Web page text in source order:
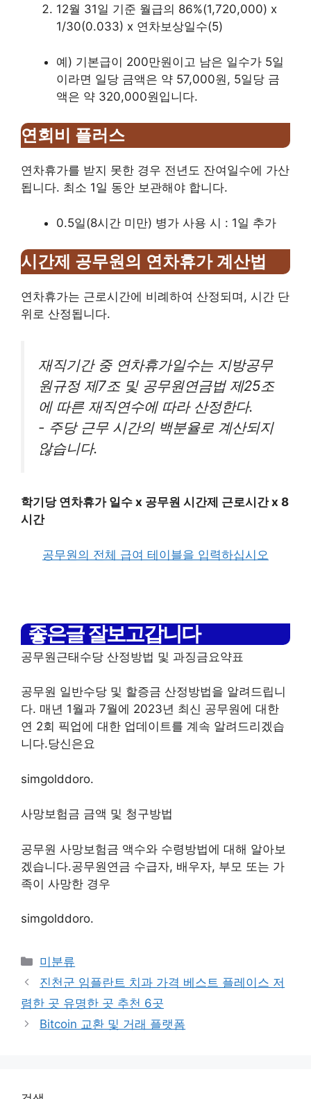
12월 31일 기준 월급의 86%(1,720,000) x
1/30(0.033) x 연차보상일수(5)
예) 기본급이 200만원이고 남은 일수가 5일
이라면 일당 금액은 약 57,000원, 5일당 금
액은 약 320,000원입니다.
연회비 플러스
연차휴가를 받지 못한 경우 전년도 잔여일수에 가산
됩니다. 최소 1일 동안 보관해야 합니다.
0.5일(8시간 미만) 병가 사용 시 : 1일 추가
시간제 공무원의 연차휴가 계산법
연차휴가는 근로시간에 비례하여 산정되며, 시간 단
위로 산정됩니다.
재직기간 중 연차휴가일수는 지방공무
원규정 제7조 및 공무원연금법 제25조
에 따른 재직연수에 따라 산정한다.
- 주당 근무 시간의 백분율로 계산되지
않습니다.
학기당 연차휴가 일수 x 공무원 시간제 근로시간 x 8
시간
공무원의 전체 급여 테이블을 입력하십시오
좋은글 잘보고갑니다
공무원근태수당 산정방법 및 과징금요약표
공무원 일반수당 및 할증금 산정방법을 알려드립니
다. 매년 1월과 7월에 2023년 최신 공무원에 대한
연 2회 픽업에 대한 업데이트를 계속 알려드리겠습
니다.당신은요
simgolddoro.
사망보험금 금액 및 청구방법
공무원 사망보험금 액수와 수령방법에 대해 알아보
겠습니다.공무원연금 수급자, 배우자, 부모 또는 가
족이 사망한 경우
simgolddoro.
Categories
미분류
진천군 임플란트 치과 가격 베스트 플레이스 저
렴한 곳 유명한 곳 추천 6곳
Bitcoin 교환 및 거래 플랫폼